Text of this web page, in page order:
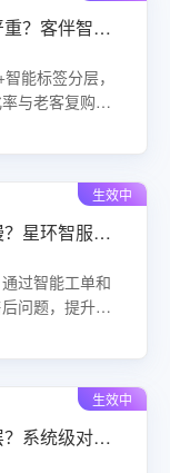
拼多多汽车用品客户流失严重？客伴智能体全链路运营稳留存促复购！
能标签分层，
与老客复购
生效中
乐器电商客服消息处理太慢？星环智服全链路系统让售后响应效率翻倍！
过智能工单和
问题，提升客
生效中
抖音充值电商订单信息断层？系统级对接实现物流与工单自动流转！